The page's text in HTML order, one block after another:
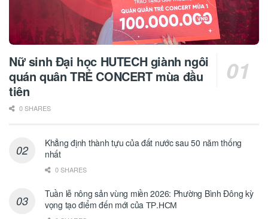
Nữ sinh Đại học HUTECH giành ngôi
quán quân TRẺ CONCERT mùa đầu
tiên
0 SHARES
Khẳng định thành tựu của đất nước sau 50 năm thống
nhất
0 SHARES
Tuần lễ nông sản vùng miền 2026: Phường Bình Đông kỳ
vọng tạo điểm đến mới của ТР.НСМ